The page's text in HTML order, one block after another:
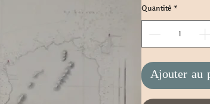
Quantité*
Ajouter au